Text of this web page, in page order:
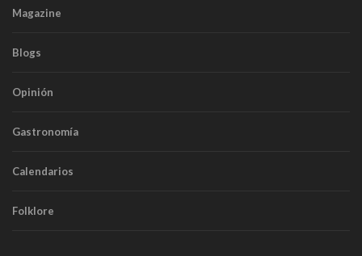
Magazine
Blogs
Opinión
Gastronomía
Calendarios
Folklore